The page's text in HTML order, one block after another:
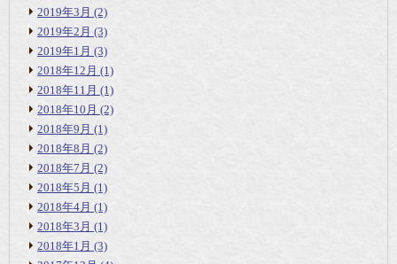
2019年3月 (2)
2019年2月 (3)
2019年1月 (3)
2018年12月 (1)
2018年11月 (1)
2018年10月 (2)
2018年9月 (1)
2018年8月 (2)
2018年7月 (2)
2018年5月 (1)
2018年4月 (1)
2018年3月 (1)
2018年1月 (3)